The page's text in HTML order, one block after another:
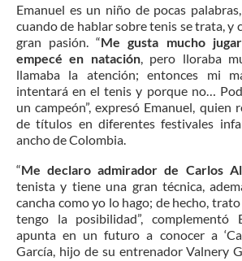
Emanuel es un niño de pocas
cuando de hablar sobre tenis se trata, y
gran pasión. “Me gusta mucho
empecé en natación, pero lloraba
llamaba la atención; entonces mi
intentará en el tenis y porque no…
un campeón”, expresó Emanuel, quien
de títulos en diferentes festivales
ancho de Colombia.
“Me declaro admirador de Carlos
tenista y tiene una gran técnica,
cancha como yo lo hago; de hecho,
tengo la posibilidad”, complementó
apunta en un futuro a conocer a
García, hijo de su entrenador Valnery